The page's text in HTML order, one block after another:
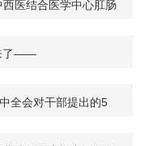
西医结合医学中心肛肠
了——
全会对干部提出的5